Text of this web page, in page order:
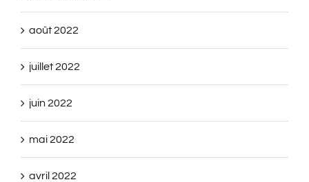
août 2022
juillet 2022
juin 2022
mai 2022
avril 2022